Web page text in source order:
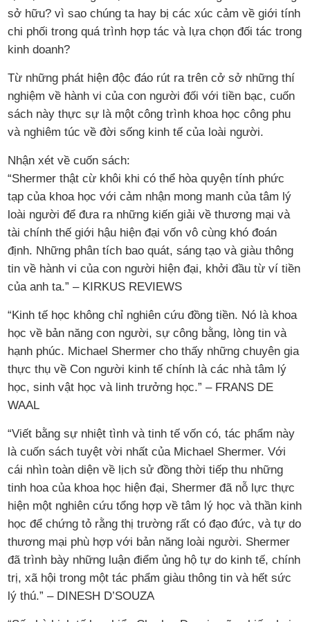
sở hữu? vì sao chúng ta hay bị các xúc cảm về giới tính
chi phối trong quá trình hợp tác và lựa chọn đối tác trong
kinh doanh?
Từ những phát hiện độc đáo rút ra trên cở sở những thí
nghiệm về hành vi của con người đối với tiền bạc, cuốn
sách này thực sự là một công trình khoa học công phu
và nghiêm túc về đời sống kinh tế của loài người.
Nhận xét về cuốn sách:
“Shermer thật cừ khôi khi có thể hòa quyện tính phức
tạp của khoa học với cảm nhận mong manh của tâm lý
loài người để đưa ra những kiến giải về thương mại và
tài chính thế giới hậu hiện đại vốn vô cùng khó đoán
định. Những phân tích bao quát, sáng tạo và giàu thông
tin về hành vi của con người hiện đại, khởi đầu từ ví tiền
của anh ta.” – KIRKUS REVIEWS
“Kinh tế học không chỉ nghiên cứu đồng tiền. Nó là khoa
học về bản năng con người, sự công bằng, lòng tin và
hạnh phúc. Michael Shermer cho thấy những chuyên gia
thực thụ về Con người kinh tế chính là các nhà tâm lý
học, sinh vật học và linh trưởng học.” – FRANS DE
WAAL
“Viết bằng sự nhiệt tình và tinh tế vốn có, tác phẩm này
là cuốn sách tuyệt vời nhất của Michael Shermer. Với
cái nhìn toàn diện về lịch sử đồng thời tiếp thu những
tinh hoa của khoa học hiện đại, Shermer đã nỗ lực thực
hiện một nghiên cứu tổng hợp về tâm lý học và thần kinh
học để chứng tỏ rằng thị trường rất có đạo đức, và tự do
thương mại phù hợp với bản năng loài người. Shermer
đã trình bày những luận điểm ủng hộ tự do kinh tế, chính
trị, xã hội trong một tác phẩm giàu thông tin và hết sức
lý thú.” – DINESH D’SOUZA